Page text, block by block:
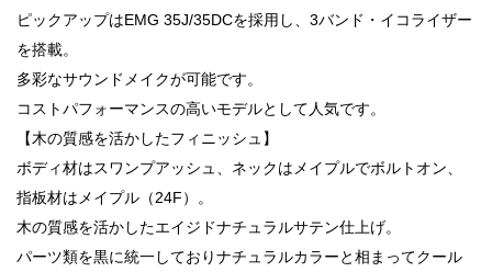
ピックアップはEMG 35J/35DCを採用し、3バンド・イコライザー
を搭載。
多彩なサウンドメイクが可能です。
コストパフォーマンスの高いモデルとして人気です。
【木の質感を活かしたフィニッシュ】
ボディ材はスワンプアッシュ、ネックはメイプルでボルトオン、
指板材はメイプル（24F）。
木の質感を活かしたエイジドナチュラルサテン仕上げ。
パーツ類を黒に統一しておりナチュラルカラーと相まってクール